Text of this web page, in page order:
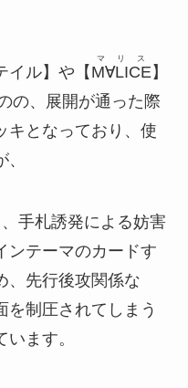
イル】や【 M∀LICE
マリス
】
の、展開が通った際
キとなっており、使
手札誘発による妨害
ンテーマのカードす
、先行後攻関係な
を制圧されてしまう
ます。